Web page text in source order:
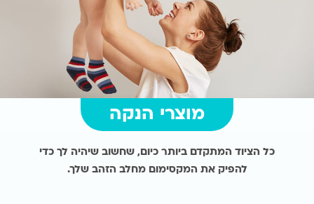
מוצרי הנקה
כל הציוד המתקדם ביותר כיום, שחשוב שיהיה לך כדי
להפיק את המקסימום מחלב הזהב שלך.